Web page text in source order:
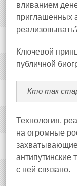
вливанием
приглашенных
Ключевой
публичной
Кто так
Технология,
на огромные
антипутинские
с ней связано.